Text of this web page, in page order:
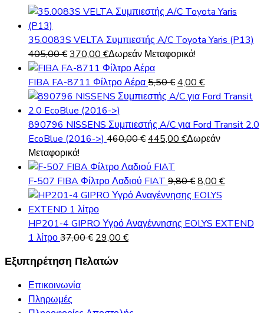
35.0083S VELTA Συμπιεστής A/C Toyota Yaris (P13)
405,00€Original
price
was:
405,00 €.
370,00 €Η
τρέχουσα
τιμή
είναι:
370,00 €.
Δωρεάν Μεταφορικά!
FIBA FA-8711 Φίλτρο Αέρα5,50€Original
price
5,50 €.
4,00 €Η
τρέχουσα
είναι:
4,00 €.
890796 NISSENS Συμπιεστής A/C για Ford Transit 2.0
EcoBlue (2016->) 460,00€Original
was:
460,00 €.
445,00 €Η
είναι:
445,00 €.
Δωρεάν
Μεταφορικά!
F-507 FIBA Φίλτρο Λαδιού FIAT 9,80€Original
price
9,80 €.
8,00 €Η
είναι:
HP201-4 GIPRO Υγρό Αναγέννησης EOLYS EXTEND
1 λίτρο37,00€ Original
was:
29,00 €Η
Εξυπηρέτηση Πελατών
Επικοινωνία
Πληρωμές